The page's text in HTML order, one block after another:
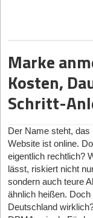
Diese Artikel
27.02.2026|
Purpose schlägt
20.02.2026 |
Der Staat als
13.02.2026|
GmbH, UG oder
Marke
Kosten,
Schritt-
Der Name steht,
Website ist online.
eigentlich rechtlich?
lässt, riskiert nicht
sondern auch teure
ähnlich heißen.
Deutschland